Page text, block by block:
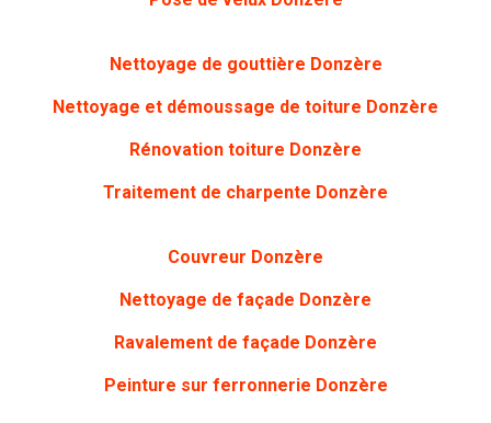
Nettoyage de gouttière Donzère
Nettoyage et démoussage de toiture Donzère
Rénovation toiture Donzère
Traitement de charpente Donzère
Couvreur Donzère
Nettoyage de façade Donzère
Ravalement de façade Donzère
Peinture sur ferronnerie Donzère